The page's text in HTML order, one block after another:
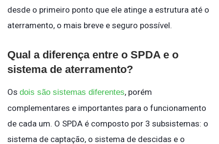
desde o primeiro ponto que ele atinge a estrutura até o
aterramento, o mais breve e seguro possível.
Qual a diferença entre o SPDA e o
sistema de aterramento?
Os dois são sistemas diferentes, porém
complementares e importantes para o funcionamento
de cada um. O SPDA é composto por 3 subsistemas: o
sistema de captação, o sistema de descidas e o